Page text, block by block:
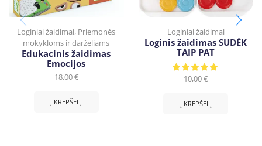
Loginiai žaidimai, Priemonės
mokykloms ir darželiams
Edukacinis žaidimas
Emocijos
18,00€
Į KREPŠELĮ
Loginiai žaidimai
Loginis žaidimas SUDĖK
TAIP PAT
10,00€
Į KREPŠELĮ